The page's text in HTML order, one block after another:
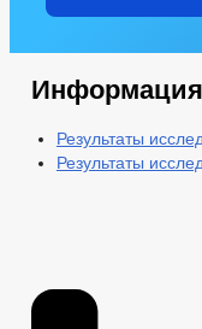
Информация
Результаты
Результаты